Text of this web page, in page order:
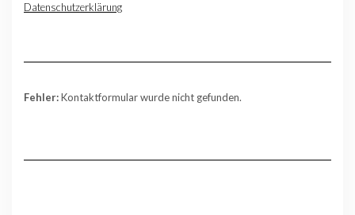
Datenschutzerklärung
Fehler:Kontaktformular wurde nicht gefunden.